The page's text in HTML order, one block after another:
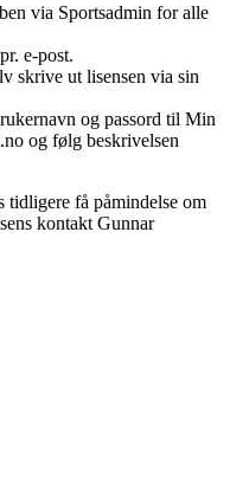
via Sportsadmin for alle
e-post.
skrive ut lisensen via sin
og passord til Min
og følg beskrivelsen
tidligere få påmindelse om
kontakt Gunnar